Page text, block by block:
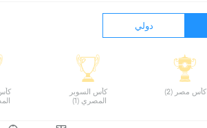
دولي
كأس مصر (2)
المصري (1)